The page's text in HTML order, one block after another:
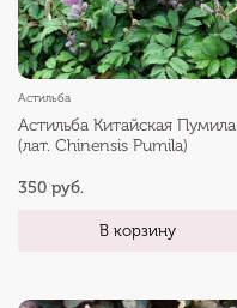
Астильба
Астильба Китайская Пумила
(лат. Chinensis Pumila)
350 руб.
В корзину